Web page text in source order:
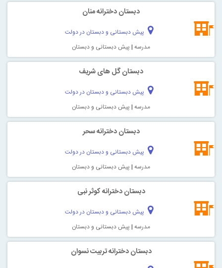
دبستان دخترانه منان
پیش دبستانی و دبستان در دولت
مدرسه | پیش دبستانی و دبستان
دبستان گل های شریف
پیش دبستانی و دبستان در دولت
مدرسه | پیش دبستانی و دبستان
دبستان دخترانه سحر
پیش دبستانی و دبستان در دولت
مدرسه | پیش دبستانی و دبستان
دبستان دخترانه کوثر نبی
پیش دبستانی و دبستان در دولت
مدرسه | پیش دبستانی و دبستان
دبستان دخترانه تربیت نسوان